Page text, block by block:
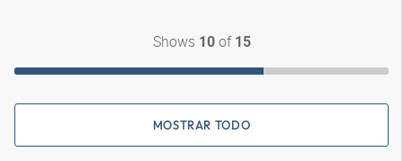
Shows 10of 15
MOSTRAR TODO